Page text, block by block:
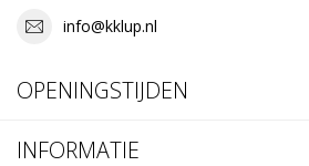
info@kklup.nl
OPENINGSTIJDEN
INFORMATIE